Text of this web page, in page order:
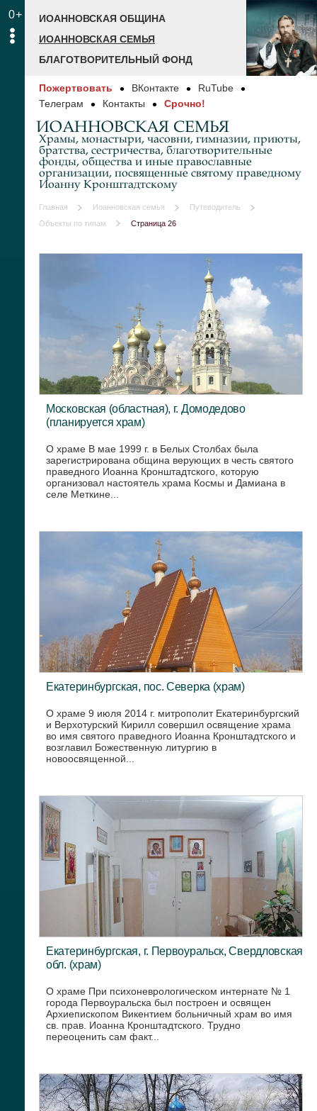
0+
ИОАННОВСКАЯ ОБЩИНА
ИОАННОВСКАЯ СЕМЬЯ
БЛАГОТВОРИТЕЛЬНЫЙ ФОНД
Пожертвовать ВКонтакте
RuTube
Телеграм
Контакты Срочно!
ИОАННОВСКАЯ СЕМЬЯ
Храмы, монастыри, часовни, гимназии, приюты,
братства, сестричества, благотворительные
фонды, общества и иные православные
организации, посвященные святому праведному
Иоанну Кронштадтскому
Главная Иоанновская семья
Путеводитель
Объекты по типам
Страница 26
Московская (областная), г. Домодедово
(планируется храм)
О храме В мае 1999 г. в Белых Столбах была
зарегистрирована община верующих в честь святого
праведного Иоанна Кронштадтского, которую
организовал настоятель храма Космы и Дамиана в
селе Меткине...
Екатеринбургская, пос. Северка (храм)
О храме 9 июля 2014 г. митрополит Екатеринбургский
и Верхотурский Кирилл совершил освящение храма
во имя святого праведного Иоанна Кронштадтского и
возглавил Божественную литургию в
новоосвященной...
Екатеринбургская, г. Первоуральск, Свердловская
обл. (храм)
О храме При психоневрологическом интернате № 1
города Первоуральска был построен и освящен
Архиепископом Викентием больничный храм во имя
cв. прав. Иоанна Кронштадтского. Трудно
переоценить сам факт...